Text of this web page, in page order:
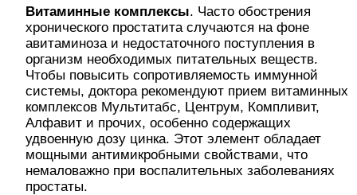
Витаминные комплексы. Часто обострения
хронического простатита случаются на фоне
авитаминоза и недостаточного поступления в
организм необходимых питательных веществ.
Чтобы повысить сопротивляемость иммунной
системы, доктора рекомендуют прием витаминных
комплексов Мультитабс, Центрум, Компливит,
Алфавит и прочих, особенно содержащих
удвоенную дозу цинка. Этот элемент обладает
мощными антимикробными свойствами, что
немаловажно при воспалительных заболеваниях
простаты.